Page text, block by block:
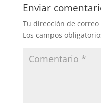
Enviar
Tu dirección de
Los campos